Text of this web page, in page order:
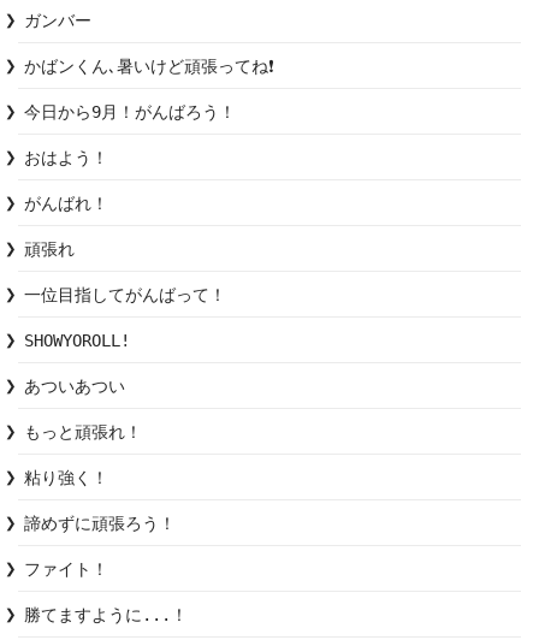
ガンバー
かばンくん､暑いけど頑張ってね❗
今日から9月！がんばろう！
おはよう！
がんばれ！
頑張れ
一位目指してがんばって！
SHOWYOROLL!
あついあつい
もっと頑張れ！
粘り強く！
諦めずに頑張ろう！
ファイト！
勝てますように...！